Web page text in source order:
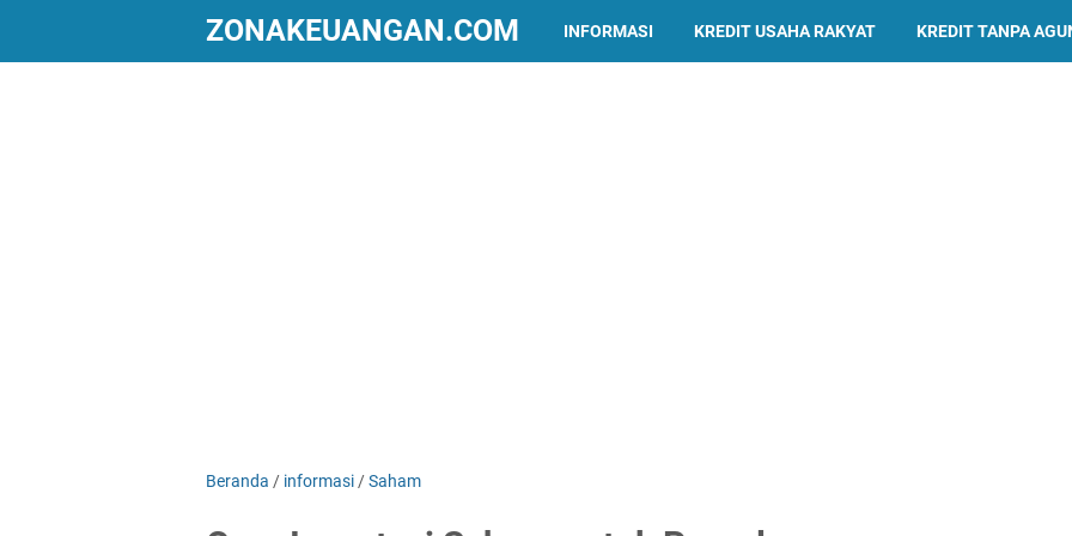
ZONAKEUANGAN.COM INFORMASI KREDIT USAHA RAKYAT KREDIT TANPA
Beranda / informasi /Saham